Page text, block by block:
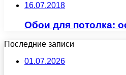
16.07.2018
Обои для потолка:
Последние записи
01.07.2026